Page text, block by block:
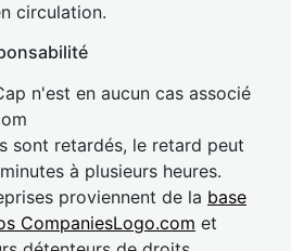
circulation.
n'est en aucun cas associé
sont retardés, le retard peut
à plusieurs heures.
proviennent de la base
CompaniesLogo.com et